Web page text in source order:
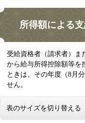
所得額による
受給資格者（請求者）ま
から給与所得控除額等を
ときは、その年度（8月
せん。
表のサイズを切り替える